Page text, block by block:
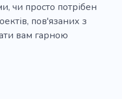
чи просто потрібен
пов'язаних з
вам гарною